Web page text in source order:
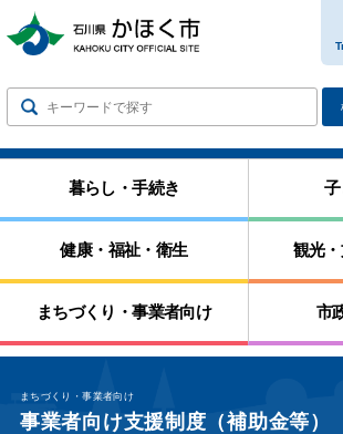
します
暮らし・手続き
健康・福祉・衛生 観光
まちづくり・事業者向け 市
まちづくり・事業者向け
事業者向け支援制度（補助金等）